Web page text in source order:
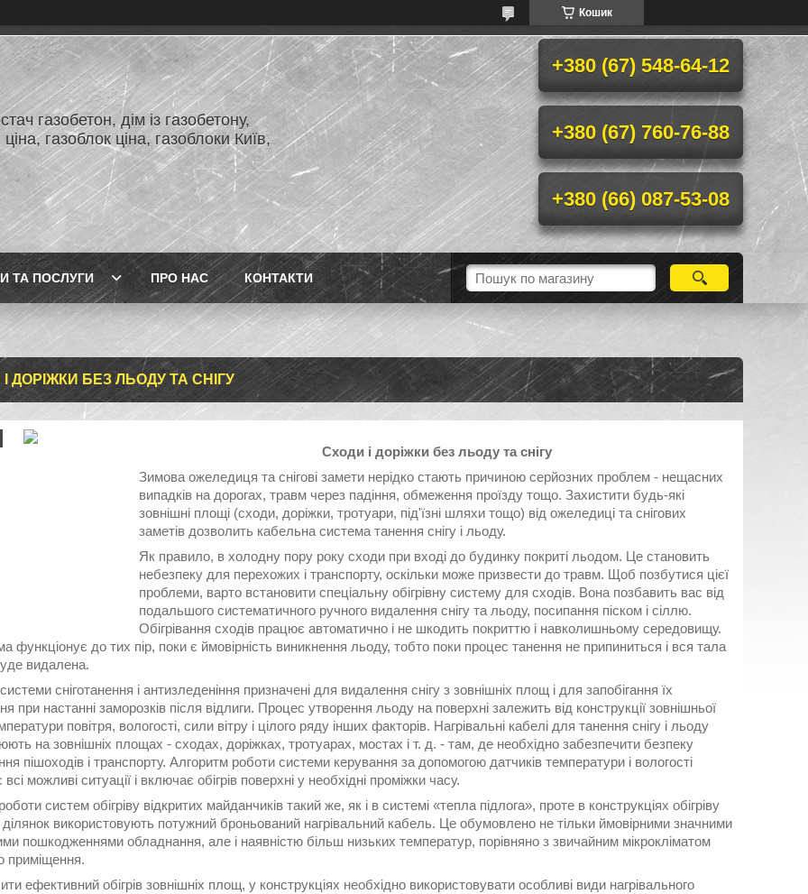
Кошик
газобетон, дім із газобетону,
газоблок ціна, газоблоки Київ,
+380 (67) 548-64-12
+380 (67) 760-76-88
+380 (66) 087-53-08
ТА ПОСЛУГИ ПРО НАС КОНТАКТИ
ДОРІЖКИ БЕЗ ЛЬОДУ ТА СНІГУ
Сходи і доріжки без льоду та снігу
Зимова ожеледиця та снігові замети нерідко стають причиною серйозних проблем - нещасних
випадків на дорогах, травм через падіння, обмеження проїзду тощо. Захистити будь-які
зовнішні площі (сходи, доріжки, тротуари, під'їзні шляхи тощо) від ожеледиці та снігових
заметів дозволить кабельна система танення снігу і льоду.
Як правило, в холодну пору року сходи при вході до будинку покриті льодом. Це становить
небезпеку для перехожих і транспорту, оскільки може призвести до травм. Щоб позбутися цієї
проблеми, варто встановити спеціальну обігрівну систему для сходів. Вона позбавить вас від
подальшого систематичного ручного видалення снігу та льоду, посипання піском і сіллю.
Обігрівання сходів працює автоматично і не шкодить покриттю і навколишньому середовищу.
функціонує до тих пір, поки є ймовірність виникнення льоду, тобто поки процес танення не припиниться і вся тала
видалена.
сніготанення і антизледеніння призначені для видалення снігу з зовнішніх площ і для запобігання їх
при настанні заморозків після відлиги. Процес утворення льоду на поверхні залежить від конструкції зовнішньої
повітря, вологості, сили вітру і цілого ряду інших факторів. Нагрівальні кабелі для танення снігу і льоду
на зовнішніх площах - сходах, доріжках, тротуарах, мостах і т. д. - там, де необхідно забезпечити безпеку
пішоходів і транспорту. Алгоритм роботи системи керування за допомогою датчиків температури і вологості
всі можливі ситуації і включає обігрів поверхні у необхідні проміжки часу.
систем обігріву відкритих майданчиків такий же, як і в системі «тепла підлога», проте в конструкціях обігріву
ділянок використовують потужний броньований нагрівальний кабель. Це обумовлено не тільки ймовірними значними
пошкодженнями обладнання, але і наявністю більш низьких температур, порівняно з звичайним мікрокліматом
приміщення.
ефективний обігрів зовнішніх площ, у конструкціях необхідно використовувати особливі види нагрівального